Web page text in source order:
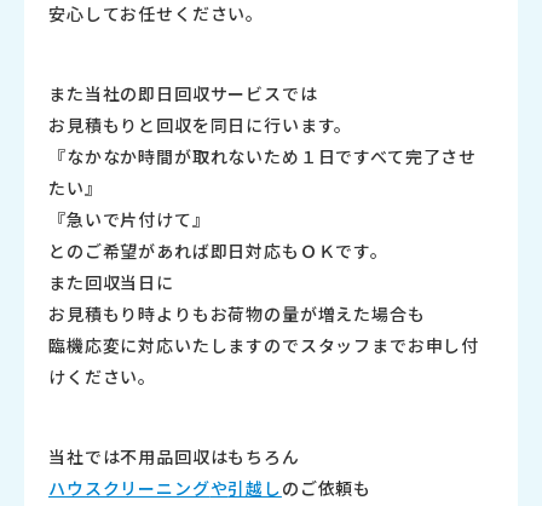
安心してお任せください。
また当社の即日回収サービスでは
お見積もりと回収を同日に行います。
『なかなか時間が取れないため１日ですべて完了させ
たい』
『急いで片付けて』
とのご希望があれば即日対応もＯＫです。
また回収当日に
お見積もり時よりもお荷物の量が増えた場合も
臨機応変に対応いたしますのでスタッフまでお申し付
けください。
当社では不用品回収はもちろん
ハウスクリーニングや引越しのご依頼も